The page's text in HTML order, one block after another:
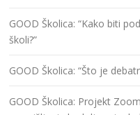
GOOD Školica: “Kako biti
školi?”
GOOD Školica: “Što je
GOOD Školica: Projekt